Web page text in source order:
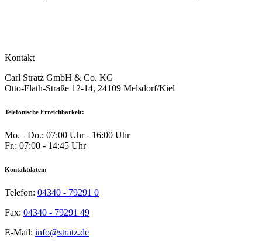
Kontakt
Carl Stratz GmbH & Co. KG
Otto-Flath-Straße 12-14, 24109 Melsdorf/Kiel
Telefonische Erreichbarkeit:
Mo. - Do.: 07:00 Uhr - 16:00 Uhr
Fr.: 07:00 - 14:45 Uhr
Kontaktdaten:
Telefon: 04340 - 79291 0
Fax: 04340 - 79291 49
E-Mail: info@stratz.de